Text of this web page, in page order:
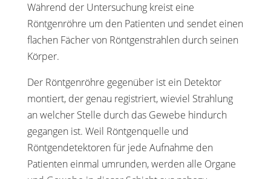
Während der Untersuchung kreist eine
Röntgenröhre um den Patienten und sendet einen
flachen Fächer von Röntgenstrahlen durch seinen
Körper.
Der Röntgenröhre gegenüber ist ein Detektor
montiert, der genau registriert, wieviel Strahlung
an welcher Stelle durch das Gewebe hindurch
gegangen ist. Weil Röntgenquelle und
Röntgendetektoren für jede Aufnahme den
Patienten einmal umrunden, werden alle Organe